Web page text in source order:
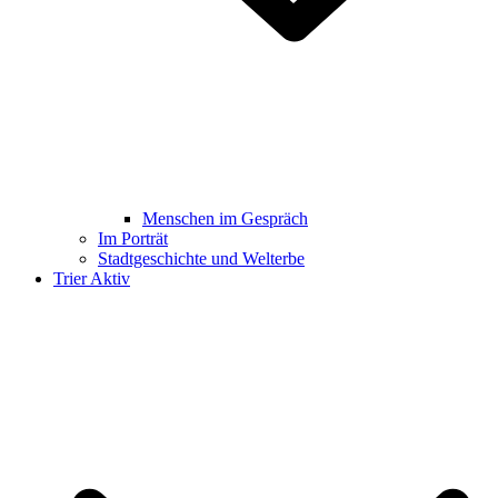
Menschen im Gespräch
Im Porträt
Stadtgeschichte und Welterbe
Trier Aktiv